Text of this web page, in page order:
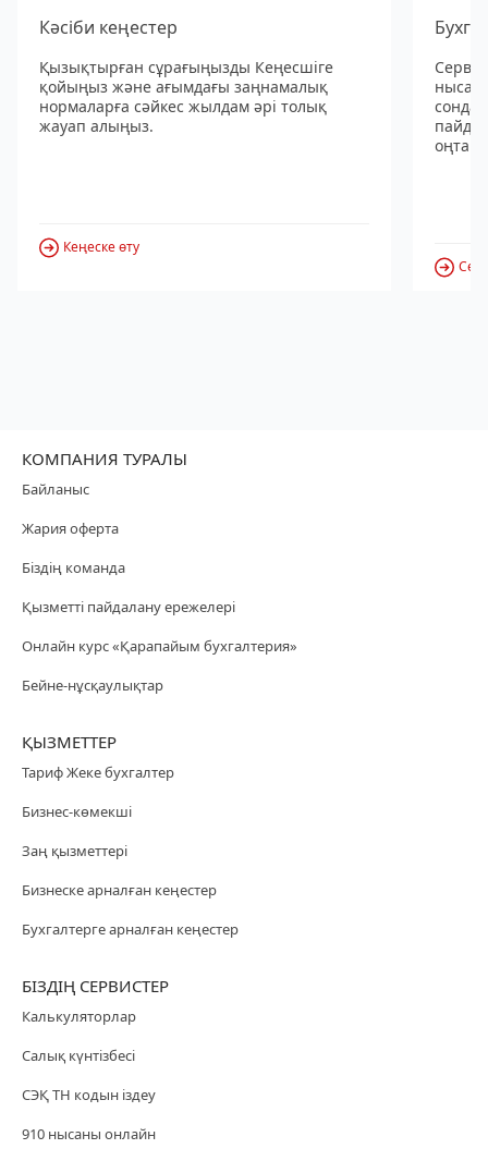
Кәсіби кеңестер
Қызықтырған сұрағыңызды Кеңесшіге
қойыңыз және ағымдағы заңнамалық
нормаларға сәйкес жылдам әрі толық
жауап алыңыз.
Кеңеске өту
КОМПАНИЯ ТУРАЛЫ
Байланыс
Жария оферта
Біздің команда
Қызметті пайдалану ережелері
Онлайн курс «Қарапайым бухгалтерия»
Бейне-нұсқаулықтар
ҚЫЗМЕТТЕР
Тариф Жеке бухгалтер
Бизнес-көмекші
Заң қызметтері
Бизнеске арналған кеңестер
Бухгалтерге арналған кеңестер
БІЗДІҢ СЕРВИСТЕР
Калькуляторлар
Салық күнтізбесі
СЭҚ ТН кодын іздеу
910 нысаны онлайн